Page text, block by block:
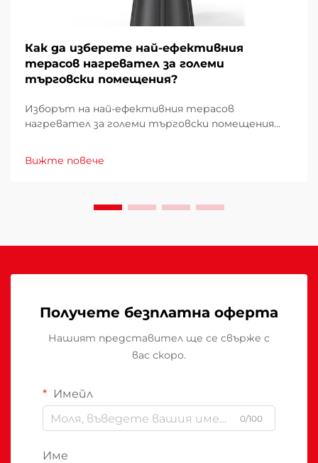
Как да изберете най-ефективния
терасов нагревател за големи
търговски помещения?
Изборът на най-ефективния терасов
нагревател за големи търговски помещения
фактори, които директно влияят върху
експлоатационните разходи, удобството на
недостатъчно отопление...
Вижте повече
Получете безплатна оферта
Нашият представител ще се свърже с
вас скоро.
Имейл
0/100
Име